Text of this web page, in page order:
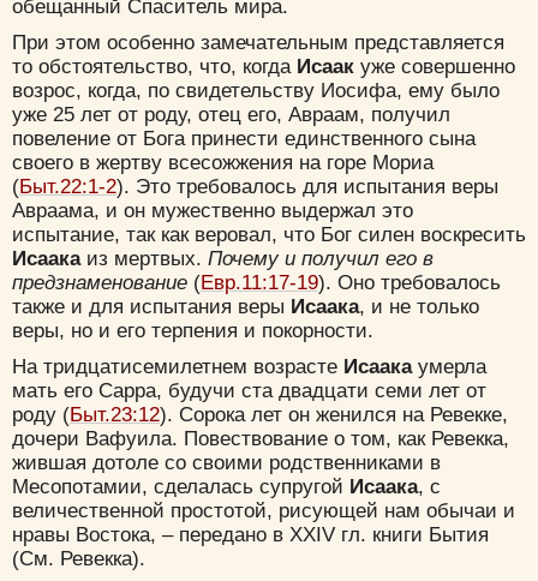
обещанный Спаситель мира.
При этом особенно замечательным представляется
то обстоятельство, что, когда Исаак уже совершенно
возрос, когда, по свидетельству Иосифа, ему было
уже 25 лет от роду, отец его, Авраам, получил
повеление от Бога принести единственного сына
своего в жертву всесожжения на горе Мориа
(Быт.22:1-2). Это требовалось для испытания веры
Авраама, и он мужественно выдержал это
испытание, так как веровал, что Бог силен воскресить
Исаакаиз мертвых. Почему и получил его в
предзнаменование (Евр.11:17-19). Оно требовалось
также и для испытания веры Исаака, и не только
веры, но и его терпения и покорности.
На тридцатисемилетнем возрасте Исаакаумерла
мать его Сарра, будучи ста двадцати семи лет от
роду (Быт.23:12). Сорока лет он женился на Ревекке,
дочери Вафуила. Повествование о том, как Ревекка,
жившая дотоле со своими родственниками в
Месопотамии, сделалась супругой Исаака, с
величественной простотой, рисующей нам обычаи и
нравы Востока, – передано в XXIV гл. книги Бытия
(См. Ревекка).
Хорошо
Да
Вход
Регистрация
Удалить Сохранить